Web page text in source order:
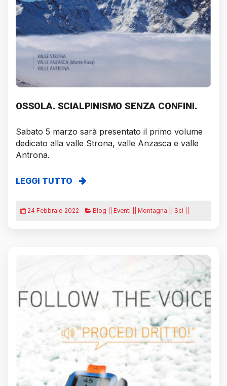
OSSOLA. SCIALPINISMO SENZA CONFINI.
Sabato 5 marzo sarà presentato il primo volume
dedicato alla valle Strona, valle Anzasca e valle
Antrona.
LEGGI TUTTO
24 Febbraio 2022 Blog || Eventi || Montagna || Sci ||